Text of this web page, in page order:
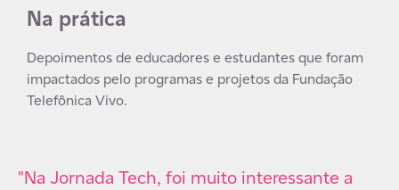
Na prática
Depoimentos de educadores e estudantes que foram
impactados pelo programas e projetos da Fundação
Telefônica Vivo.
"Na Jornada Tech, foi muito interessante a